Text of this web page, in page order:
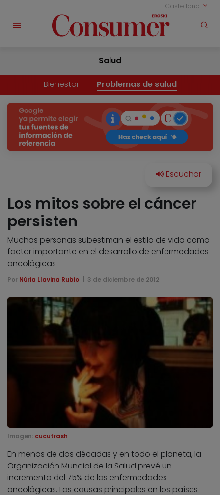
Castellano
Salud
Bienestar Problemas de salud
Los mitos sobre el cáncer
persisten
Muchas personas subestiman el estilo de vida como
factor importante en el desarrollo de enfermedades
oncológicas
Por Núria Llavina Rubio 3 de diciembre de 2012
Imagen: cucutrash
En menos de dos décadas y en todo el planeta, la
Organización Mundial de la Salud prevé un
incremento del 75% de las enfermedades
oncológicas. Las causas principales en los países